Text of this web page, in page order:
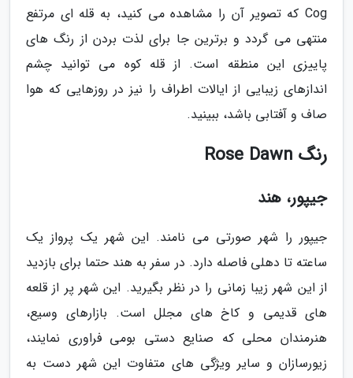
Cog که تصویر آن را مشاهده می کنید، به قله ای مرتفع
منتهی می گردد و برترین جا برای لذت بردن از رنگ های
پاییزی این منطقه است. از قله کوه می توانید چشم
اندازهای زیبایی از ایالات اطراف را نیز در روزهایی که هوا
صاف و آفتابی باشد، ببینید.
رنگ Rose Dawn
جیپور، هند
جیپور را شهر صورتی می نامند. این شهر یک پرواز یک
ساعته تا دهلی فاصله دارد. در سفر به هند حتما برای بازدید
از این شهر زیبا زمانی را در نظر بگیرید. این شهر پر از قلعه
های قدیمی و کاخ های مجلل است. بازارهای وسیع،
هنرمندان محلی که صنایع دستی بومی فراوری نمایند،
زیورسازان و سایر ویژگی های متفاوت این شهر دست به